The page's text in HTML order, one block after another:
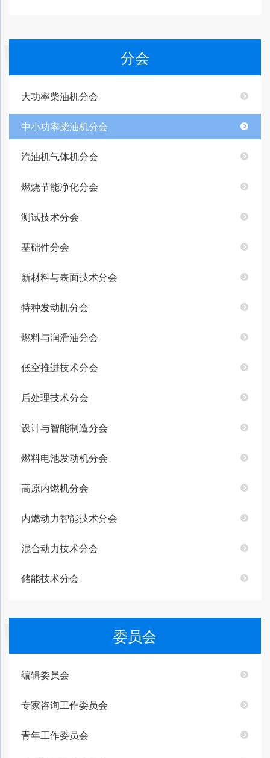
分会
大功率柴油机分会
中小功率柴油机分会
汽油机气体机分会
燃烧节能净化分会
测试技术分会
基础件分会
新材料与表面技术分会
特种发动机分会
燃料与润滑油分会
低空推进技术分会
后处理技术分会
设计与智能制造分会
燃料电池发动机分会
高原内燃机分会
内燃动力智能技术分会
混合动力技术分会
储能技术分会
委员会
编辑委员会
专家咨询工作委员会
青年工作委员会